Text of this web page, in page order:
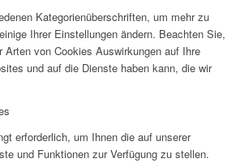
Kategorienüberschriften, um mehr zu
Ihrer Einstellungen ändern. Beachten Sie,
von Cookies Auswirkungen auf Ihre
und auf die Dienste haben kann, die wir
erforderlich, um Ihnen die auf unserer
und Funktionen zur Verfügung zu stellen.